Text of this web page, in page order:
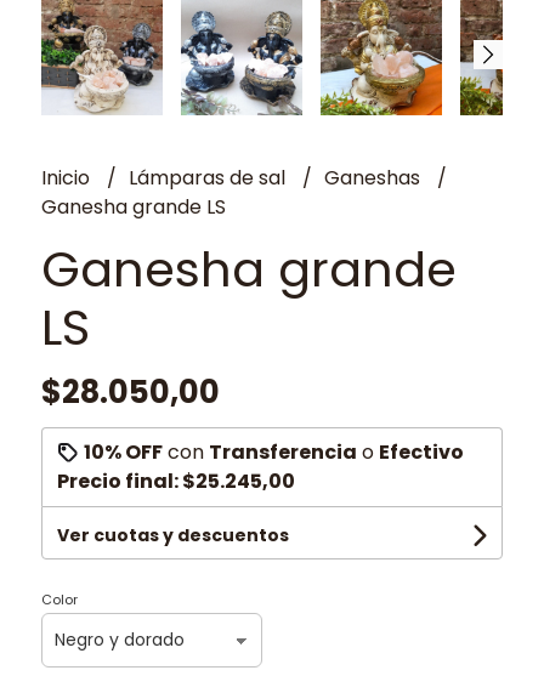
Inicio Lámparas de sal
Ganeshas
Ganesha grande LS
Ganesha grande
LS
$28.050,00
10% OFFcon Transferencia o Efectivo
Precio final:$25.245,00
Ver cuotas y descuentos
Color